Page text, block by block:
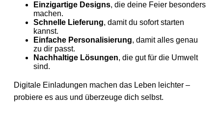
Einzigartige Designs, die deine Feier besonders
machen.
Schnelle Lieferung, damit du sofort starten
kannst.
Einfache Personalisierung, damit alles genau
zu dir passt.
Nachhaltige Lösungen, die gut für die Umwelt
sind.
Digitale Einladungen machen das Leben leichter –
probiere es aus und überzeuge dich selbst.